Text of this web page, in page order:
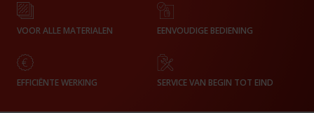
VOOR ALLE MATERIALEN EENVOUDIGE BEDIENING
EFFICIËNTE WERKING SERVICE VAN BEGIN TOT EIND